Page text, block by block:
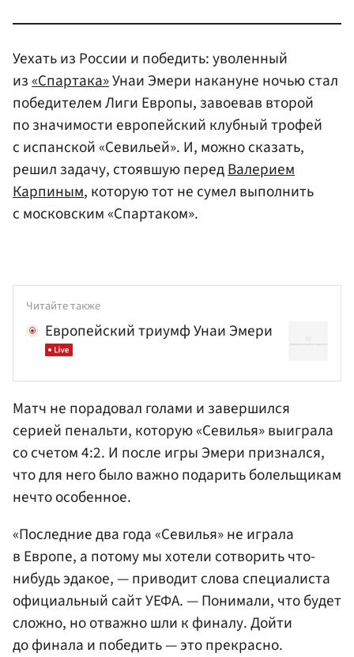
Уехать из России и победить: уволенный
из«Спартака»Унаи Эмери накануне ночью стал
победителем Лиги Европы, завоевав второй
по значимости европейский клубный трофей
с испанской «Севильей». И, можно сказать,
решил задачу, стоявшую передВалерием
Карпиным, которую тот не сумел выполнить
с московским «Спартаком».
Читайте также
Европейский триумф Унаи Эмери
Матч не порадовал голами и завершился
серией пенальти, которую «Севилья» выиграла
со счетом 4:2. И после игры Эмери признался,
что для него было важно подарить болельщикам
нечто особенное.
«Последние два года «Севилья» не играла
в Европе, а потому мы хотели сотворить что-
нибудь эдакое, — приводит слова специалиста
официальный сайт УЕФА. — Понимали, что будет
сложно, но отважно шли к финалу. Дойти
до финала и победить — это прекрасно.